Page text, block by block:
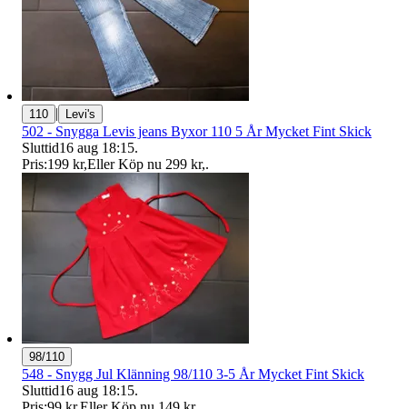
110 | Levi's
502 - Snygga Levis jeans Byxor 110 5 År Mycket Fint Skick
Sluttid16 aug 18:15.
Pris:199 kr,Eller Köp nu 299 kr,.
98/110
548 - Snygg Jul Klänning 98/110 3-5 År Mycket Fint Skick
Sluttid16 aug 18:15.